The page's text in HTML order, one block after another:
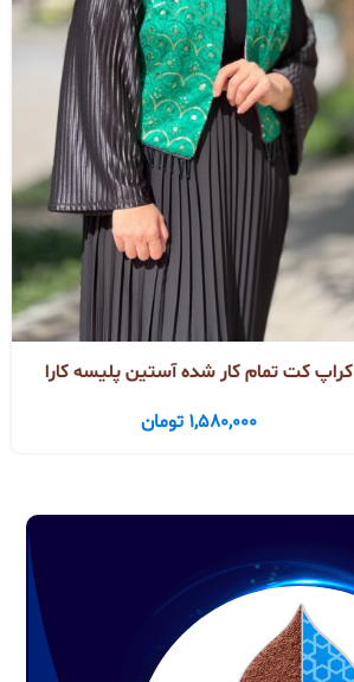
كراپ كت تمام كار شده آستين پليسه كارا
1,580,000 تومان